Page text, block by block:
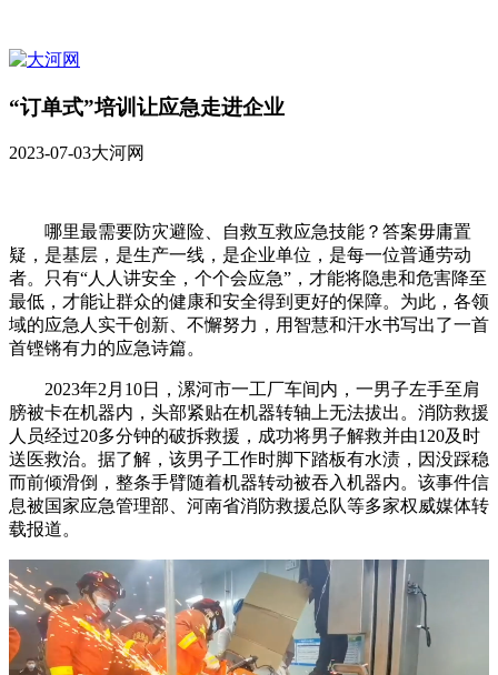
“订单式”培训让应急走进企业
2023-07-03大河网
哪里最需要防灾避险、自救互救应急技能？答案毋庸置
疑，是基层，是生产一线，是企业单位，是每一位普通劳动
者。只有“人人讲安全，个个会应急”，才能将隐患和危害降至
最低，才能让群众的健康和安全得到更好的保障。为此，各领
域的应急人实干创新、不懈努力，用智慧和汗水书写出了一首
首铿锵有力的应急诗篇。
2023年2月10日，漯河市一工厂车间内，一男子左手至肩
膀被卡在机器内，头部紧贴在机器转轴上无法拔出。消防救援
人员经过20多分钟的破拆救援，成功将男子解救并由120及时
送医救治。据了解，该男子工作时脚下踏板有水渍，因没踩稳
而前倾滑倒，整条手臂随着机器转动被吞入机器内。该事件信
息被国家应急管理部、河南省消防救援总队等多家权威媒体转
载报道。